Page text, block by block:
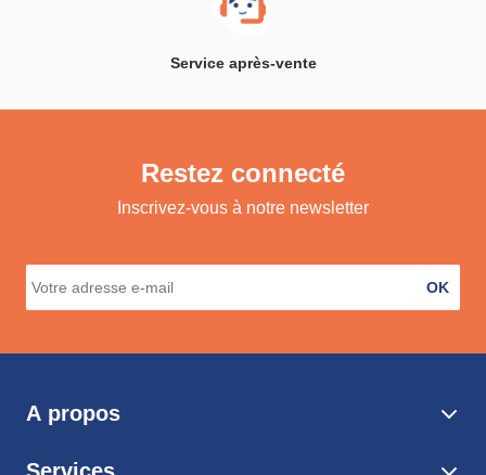
Service après-vente
Restez connecté
Inscrivez-vous à notre newsletter
OK
A propos